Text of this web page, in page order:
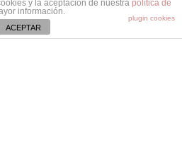
y la aceptación de nuestra política de
información.
plugin cookies
ACEPTAR